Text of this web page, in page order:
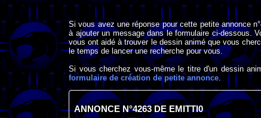
Si vous avez une réponse pour cette petite annonce
à ajouter un message dans le formulaire ci-dessous.
vous ont aidé à trouver le dessin animé que vous
le temps de lancer une recherche pour vous.
Si vous cherchez vous-même le titre d'un dessin
formulaire de création de petite annonce.
ANNONCE N°4263 DE EMITTI0